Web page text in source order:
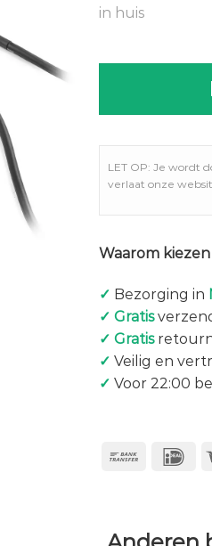
in huis
LET OP: Je wordt
verlaat onze
Waarom kiezen
✓ Bezorging in
✓ Gratis
✓ Gratis
✓ Veilig en
✓ Voor 22:00